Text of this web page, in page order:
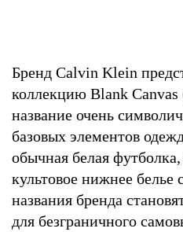
Бренд Calvin Klein
коллекцию Blank
название очень
базовых элементов
обычная белая
культовое нижнее белье
названия бренда
для безграничного